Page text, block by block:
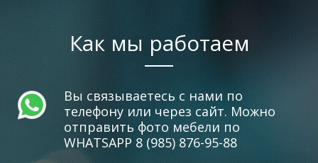
Как мы работаем
Вы связываетесь с нами по
телефону или через сайт. Можно
отправить фото мебели по
WHATSAPP 8 (985) 876-95-88